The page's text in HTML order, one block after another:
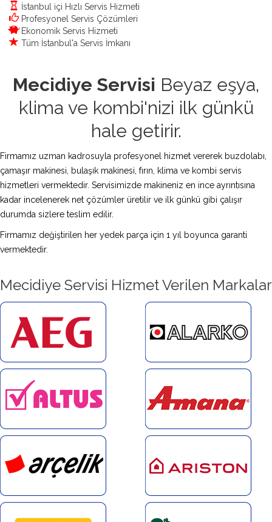
İstanbul içi Hızlı Servis Hizmeti
Profesyonel Servis Çözümleri
Ekonomik Servis Hizmeti
Tüm İstanbul'a Servis İmkanı
Mecidiye Servisi Beyaz eşya,
klima ve kombi'nizi ilk günkü
hale getirir.
Firmamız uzman kadrosuyla profesyonel hizmet vererek buzdolabı,
çamaşır makinesi, bulaşık makinesi, fırın, klima ve kombi servis
hizmetleri vermektedir. Servisimizde makineniz en ince ayrıntısına
kadar incelenerek net çözümler üretilir ve ilk günkü gibi çalışır
durumda sizlere teslim edilir.
Firmamız değiştirilen her yedek parça için 1 yıl boyunca garanti
vermektedir.
Mecidiye Servisi Hizmet Verilen Markalar